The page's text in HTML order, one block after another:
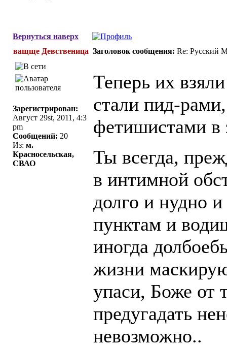
Вернуться наверх
ващще Девственица Заголовок сообщения: Re: Русский
Зарегистрирован:
Август 29st, 2011, 4:3
pm
Сообщений: 20
Из: м.
Красносельская,
СВАО
Теперь их
стали пид-
фетишистами в
Ты всегда,
в интимной
долго и нудно
пунктам и
иногда
жизни
упаси, Боже от
предугадать
невозможно..